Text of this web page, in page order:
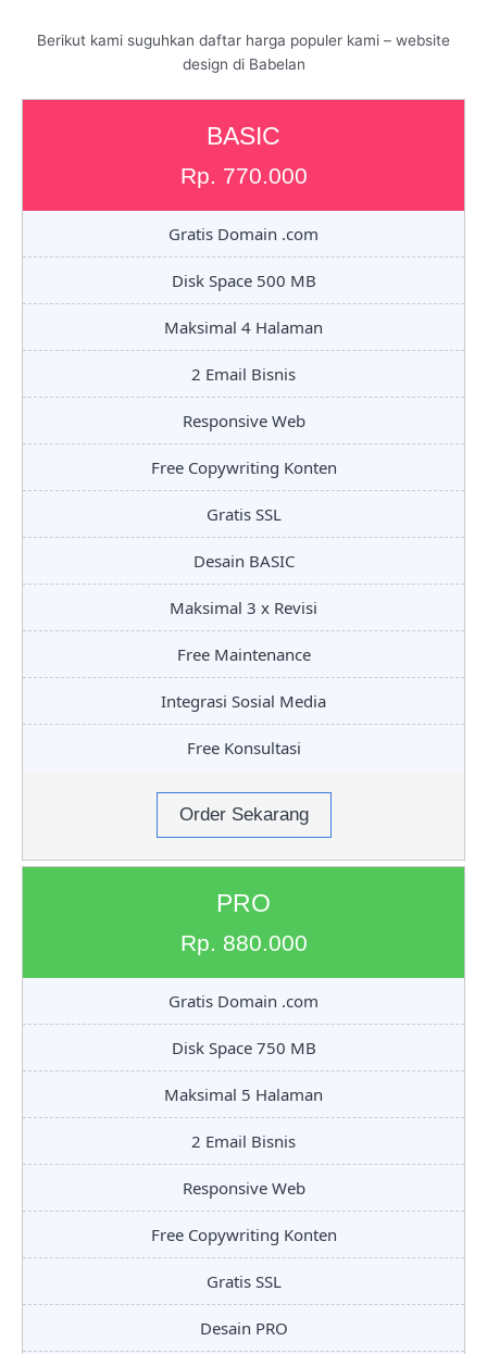
Berikut kami suguhkan daftar harga populer kami – website
design di Babelan
BASIC
Rp. 770.000
Gratis Domain .com
Disk Space 500 MB
Maksimal 4 Halaman
2 Email Bisnis
Responsive Web
Free Copywriting Konten
Gratis SSL
Desain BASIC
Maksimal 3 x Revisi
Free Maintenance
Integrasi Sosial Media
Free Konsultasi
Order Sekarang
PRO
Rp. 880.000
Gratis Domain .com
Disk Space 750 MB
Maksimal 5 Halaman
2 Email Bisnis
Responsive Web
Free Copywriting Konten
Gratis SSL
Desain PRO